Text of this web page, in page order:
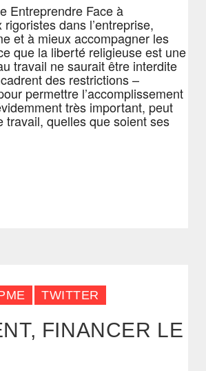
Entreprendre Face à
dans l’entreprise,
et à mieux accompagner les
que la liberté religieuse est une
travail ne saurait être interdite
des restrictions –
permettre l’accomplissement
très important, peut
travail, quelles que soient ses
TWITTER
FINANCER LE